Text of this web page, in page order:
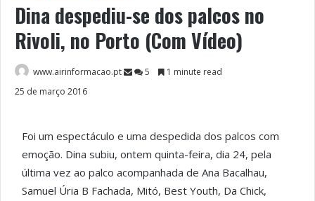
Dina despediu-se dos palcos no
Rivoli, no Porto (Com Vídeo)
www.airinformacao.pt 5
1 minute read
25 de março 2016
Foi um espectáculo e uma despedida dos palcos com
emoção. Dina subiu, ontem quinta-feira, dia 24, pela
última vez ao palco acompanhada de Ana Bacalhau,
Samuel Úria B Fachada, Mitó, Best Youth, Da Chick,